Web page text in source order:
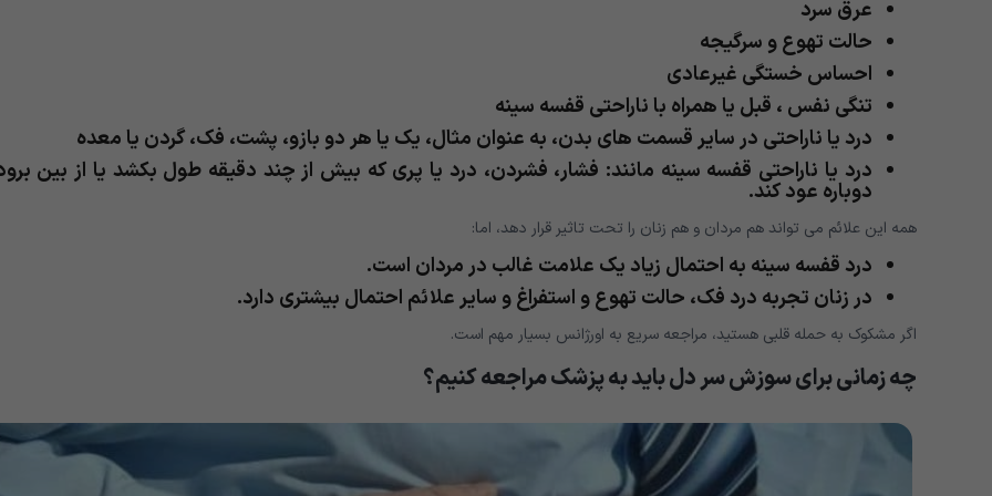
عرق سرد
حالت تهوع و سرگیجه
احساس خستگی غیرعادی
تنگی نفس ، قبل یا همراه با ناراحتی قفسه سینه
درد یا ناراحتی در سایر قسمت های بدن، به عنوان مثال، یک یا هر دو بازو، پشت، فک، گردن یا معده
درد یا ناراحتی قفسه سینه مانند: فشار، فشردن، درد یا پری که بیش از چند دقیقه طول بکشد یا از بین
دوباره عود کند.
همه این علائم می تواند هم مردان و هم زنان را تحت تاثیر قرار دهد، اما:
درد قفسه سینه به احتمال زیاد یک علامت غالب در مردان است.
در زنان تجربه درد فک، حالت تهوع و استفراغ و سایر علائم احتمال بیشتری دارد.
اگر مشکوک به حمله قلبی هستید، مراجعه سریع به اورژانس بسیار مهم است.
چه زمانی برای سوزش سر دل باید به پزشک مراجعه کنیم؟